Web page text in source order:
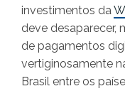
investimentos da
deve desaparecer,
de pagamentos
vertiginosamente
Brasil entre os